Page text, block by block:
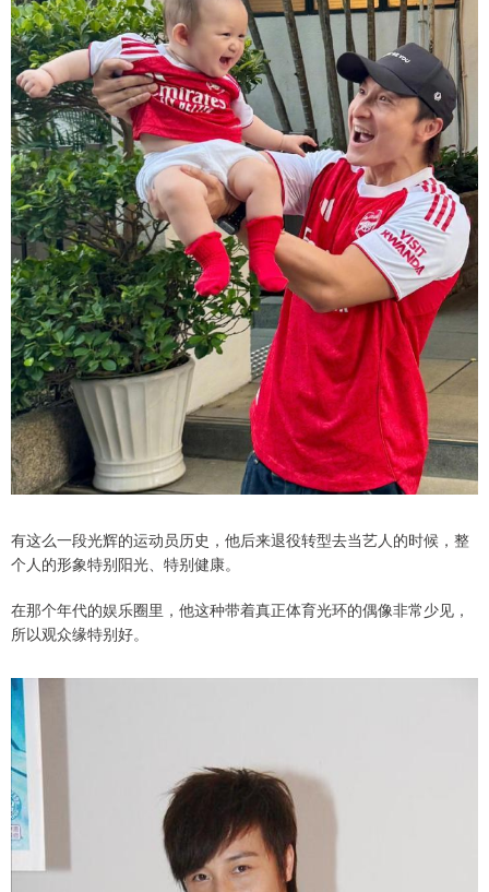
有这么一段光辉的运动员历史，他后来退役转型去当艺人的时候，整
个人的形象特别阳光、特别健康。
在那个年代的娱乐圈里，他这种带着真正体育光环的偶像非常少见，
所以观众缘特别好。